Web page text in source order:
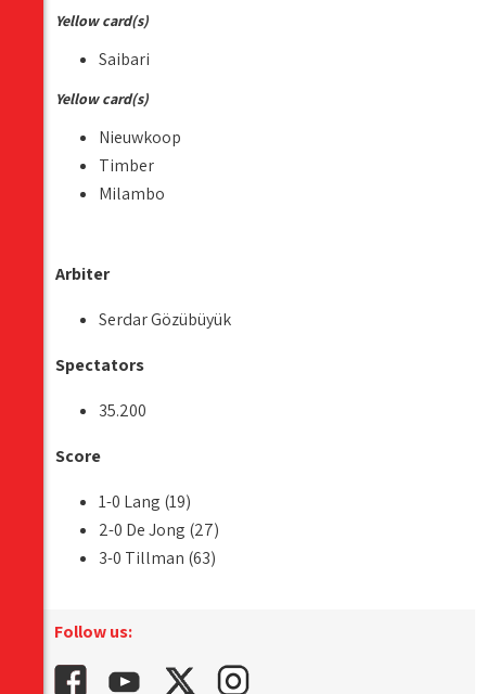
Yellow card(s)
Saibari
Yellow card(s)
Nieuwkoop
Timber
Milambo
Arbiter
Serdar Gözübüyük
Spectators
35.200
Score
1-0 Lang (19)
2-0 De Jong (27)
3-0 Tillman (63)
Follow us: